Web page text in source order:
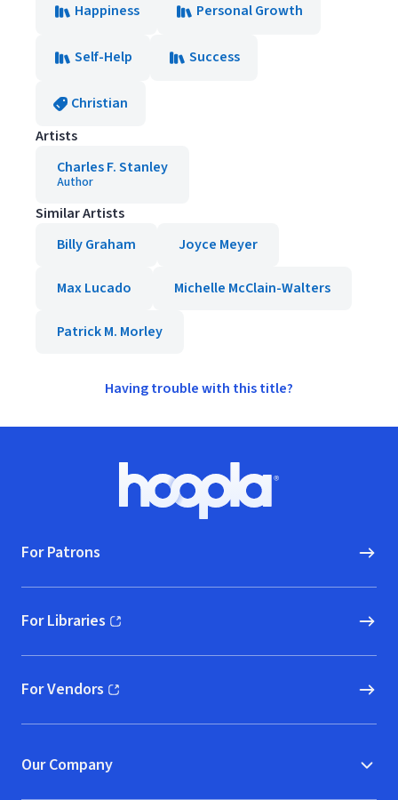
Happiness Personal Growth
Self-Help Success
Christian
Artists
Charles F. Stanley
Author
Similar Artists
Billy Graham
Joyce Meyer
Max Lucado Michelle McClain-Walters
Patrick M. Morley
Having trouble with this title?
Hoopla logo, Go to homepage
For Patrons
For Libraries
(opens in new window)
For Vendors
(opens in new window)
Our Company